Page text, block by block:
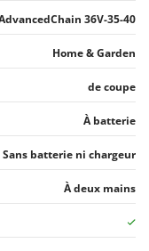
36V-35-40
Home & Garden
de coupe
À batterie
Sans batterie ni chargeur
À deux mains